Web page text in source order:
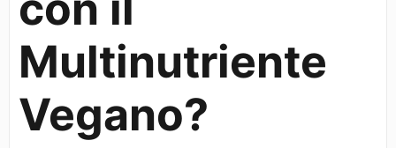
Multinutriente
Vegano?